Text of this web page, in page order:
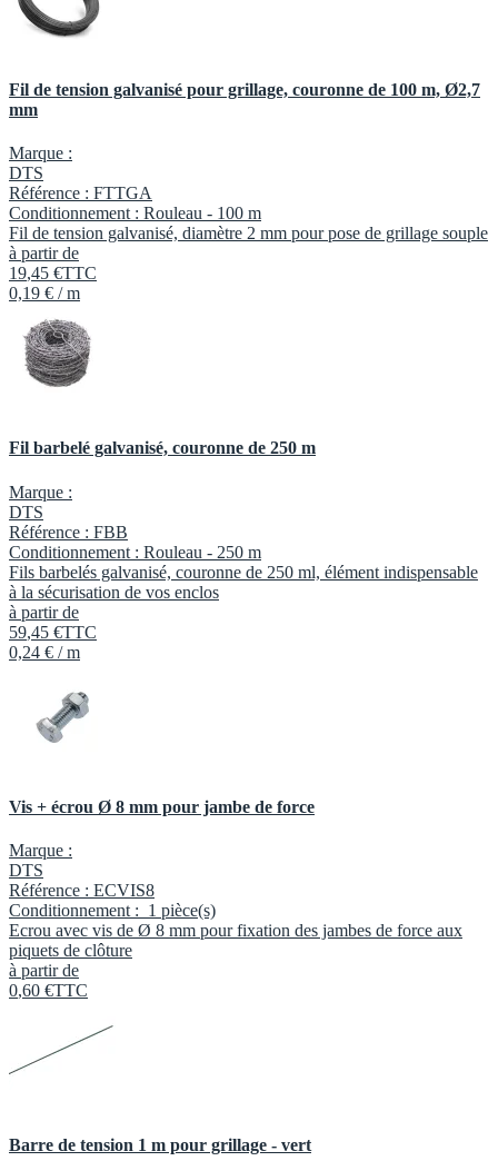
Fil de tension galvanisé pour grillage, couronne de 100 m, Ø2,7
mm
Marque :
DTS
Référence : FTTGA
Conditionnement : Rouleau - 100 m
Fil de tension galvanisé, diamètre 2 mm pour pose de grillage souple
à partir de
19,45 €TTC
0,19 € / m
Fil barbelé galvanisé, couronne de 250 m
Marque :
DTS
Référence : FBB
Conditionnement : Rouleau - 250 m
Fils barbelés galvanisé, couronne de 250 ml, élément indispensable
à la sécurisation de vos enclos
à partir de
59,45 €TTC
0,24 € / m
Vis + écrou Ø 8 mm pour jambe de force
Marque :
DTS
Référence : ECVIS8
Conditionnement : 1 pièce(s)
Ecrou avec vis de Ø 8 mm pour fixation des jambes de force aux
piquets de clôture
à partir de
0,60 €TTC
Barre de tension 1 m pour grillage - vert